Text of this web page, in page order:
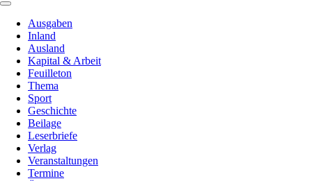
Ausgaben
Inland
Ausland
Kapital & Arbeit
Feuilleton
Thema
Sport
Geschichte
Beilage
Leserbriefe
Verlag
Veranstaltungen
Termine